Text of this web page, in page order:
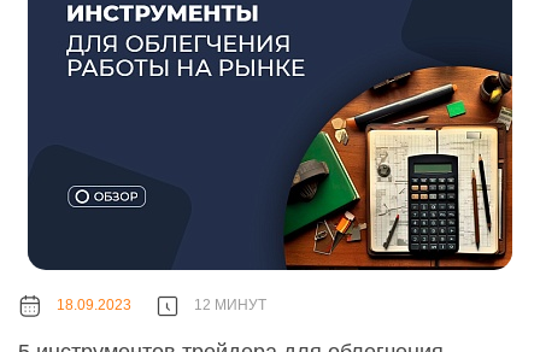
18.09.2023 12 МИНУТ